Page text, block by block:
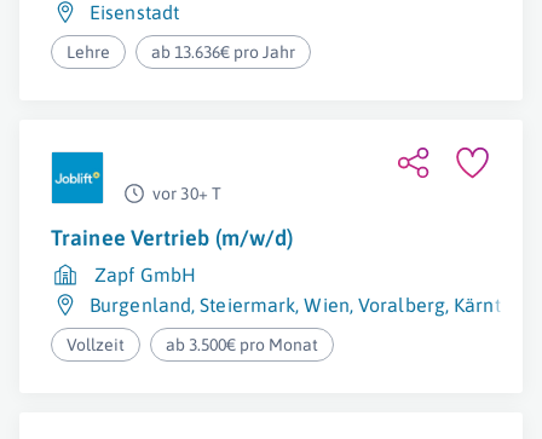
Eisenstadt
Lehre ab 13.636€ pro Jahr
vor 30+ T
Trainee Vertrieb (m/w/d)
Zapf GmbH
Burgenland,Steiermark,Wien,Voralberg, Kärnten
Vollzeit ab 3.500€ pro Monat